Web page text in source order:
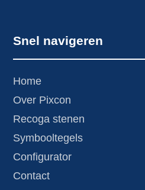
Snel navigeren
Home
Over Pixcon
Recoga stenen
Symbooltegels
Configurator
Contact